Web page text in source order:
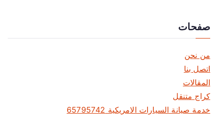
صفحات
من نحن
اتصل بنا
المقالات
كراج متنقل
خدمة صيانة السيارات الامريكية 65795742